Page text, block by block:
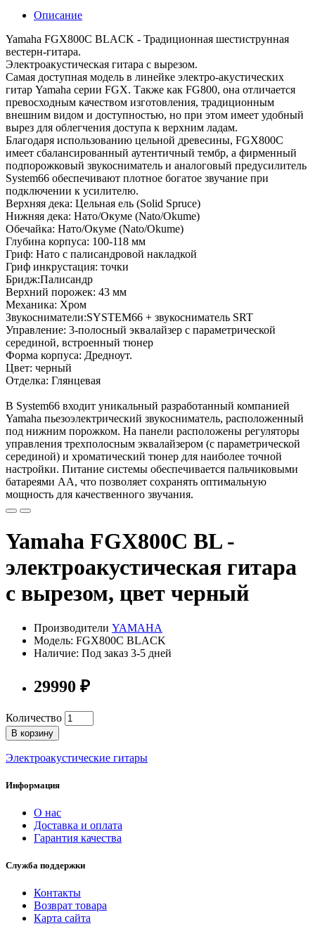
Описание
Yamaha FGX800C BLACK - Традиционная шестиструнная
вестерн-гитара.
Электроакустическая гитара с вырезом.
Самая доступная модель в линейке электро-акустических
гитар Yamaha серии FGX. Также как FG800, она отличается
превосходным качеством изготовления, традиционным
внешним видом и доступностью, но при этом имеет удобный
вырез для облегчения доступа к верхним ладам.
Благодаря использованию цельной древесины, FGX800C
имеет сбалансированный аутентичный тембр, а фирменный
подпорожковый звукосниматель и аналоговый предусилитель
System66 обеспечивают плотное богатое звучание при
подключении к усилителю.
Верхняя дека: Цельная ель (Solid Spruce)
Нижняя дека: Нато/Окуме (Nato/Okume)
Обечайка: Нато/Окуме (Nato/Okume)
Глубина корпуса: 100-118 мм
Гриф: Нато с палисандровой накладкой
Гриф инкрустация: точки
Бридж:Палисандр
Верхний порожек: 43 мм
Механика: Хром
Звукосниматели:SYSTEM66 + звукосниматель SRT
Управление: 3-полосный эквалайзер с параметрической
серединой, встроенный тюнер
Форма корпуса: Дредноут.
Цвет: черный
Отделка: Глянцевая
В System66 входит уникальный разработанный компанией
Yamaha пьезоэлектрический звукосниматель, расположенный
под нижним порожком. На панели расположены регуляторы
управления трехполосным эквалайзером (с параметрической
серединой) и хроматический тюнер для наиболее точной
настройки. Питание системы обеспечивается пальчиковыми
батареями АА, что позволяет сохранять оптимальную
мощность для качественного звучания.
Yamaha FGX800C BL -
электроакустическая гитара
с вырезом, цвет черный
Производители YAMAHA
Модель: FGX800C BLACK
Наличие: Под заказ 3-5 дней
29990 ₽
Количество
В корзину
Электроакустические гитары
Информация
О нас
Доставка и оплата
Гарантия качества
Служба поддержки
Контакты
Возврат товара
Карта сайта